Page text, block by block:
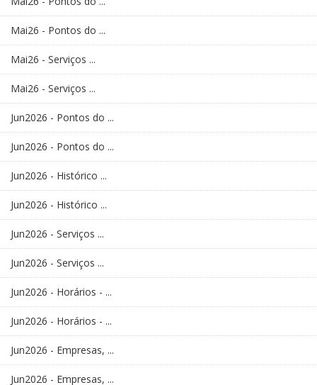
Mai26 - Pontos do ...
Mai26 - Serviços ...
Mai26 - Serviços ...
Jun2026 - Pontos do ...
Jun2026 - Pontos do ...
Jun2026 - Histórico ...
Jun2026 - Histórico ...
Jun2026 - Serviços ...
Jun2026 - Serviços ...
Jun2026 - Horários - ...
Jun2026 - Horários - ...
Jun2026 - Empresas, ...
Jun2026 - Empresas, ...